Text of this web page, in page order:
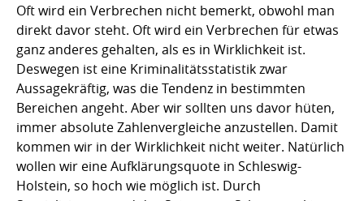
Oft wird ein Verbrechen nicht bemerkt, obwohl man
direkt davor steht. Oft wird ein Verbrechen für etwas
ganz anderes gehalten, als es in Wirklichkeit ist.
Deswegen ist eine Kriminalitätsstatistik zwar
Aussagekräftig, was die Tendenz in bestimmten
Bereichen angeht. Aber wir sollten uns davor hüten,
immer absolute Zahlenvergleiche anzustellen. Damit
kommen wir in der Wirklichkeit nicht weiter. Natürlich
wollen wir eine Aufklärungsquote in Schleswig-
Holstein, so hoch wie möglich ist. Durch